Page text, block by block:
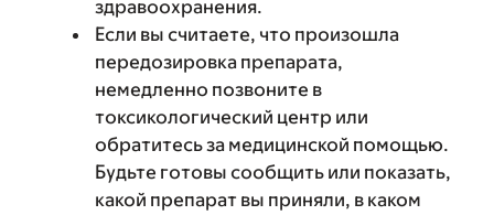
здравоохранения.
Если вы считаете, что произошла
передозировка препарата,
немедленно позвоните в
токсикологический центр или
обратитесь за медицинской помощью.
Будьте готовы сообщить или показать,
какой препарат вы приняли, в каком